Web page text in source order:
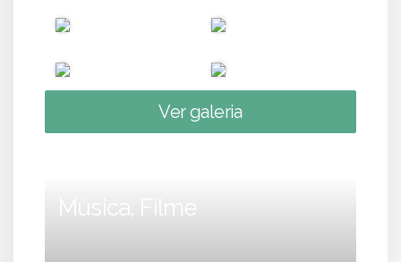
Ver galeria
Música, Filme